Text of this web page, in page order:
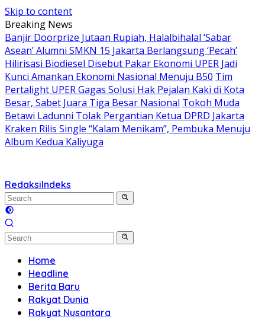
Skip to content
Breaking News
Banjir Doorprize Jutaan Rupiah, Halalbihalal ‘Sabar
Asean’ Alumni SMKN 15 Jakarta Berlangsung ‘Pecah’
Hilirisasi Biodiesel Disebut Pakar Ekonomi UPER Jadi
Kunci Amankan Ekonomi Nasional Menuju B50 Tim
Pertalight UPER Gagas Solusi Hak Pejalan Kaki di Kota
Besar, Sabet Juara Tiga Besar Nasional Tokoh Muda
Betawi Ladunni Tolak Pergantian Ketua DPRD Jakarta
Kraken Rilis Single “Kalam Menikam”, Pembuka Menuju
Album Kedua Kaliyuga
RedaksiIndeks
Home
Headline
Berita Baru
Rakyat Dunia
Rakyat Nusantara